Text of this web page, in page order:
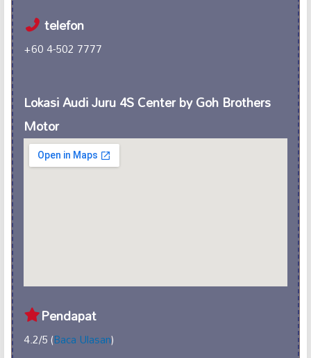
telefon
+60 4-502 7777
Lokasi Audi Juru 4S Center by Goh Brothers
Motor
Pendapat
4.2/5 (Baca Ulasan)